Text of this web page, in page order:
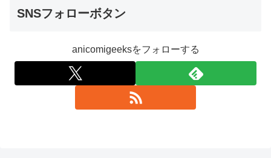
SNSフォローボタン
anicomigeeksをフォローする